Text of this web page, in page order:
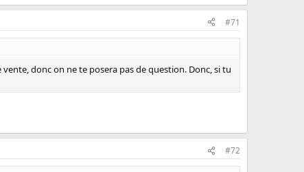
#71
donc on ne te posera pas de question. Donc, si tu
#72